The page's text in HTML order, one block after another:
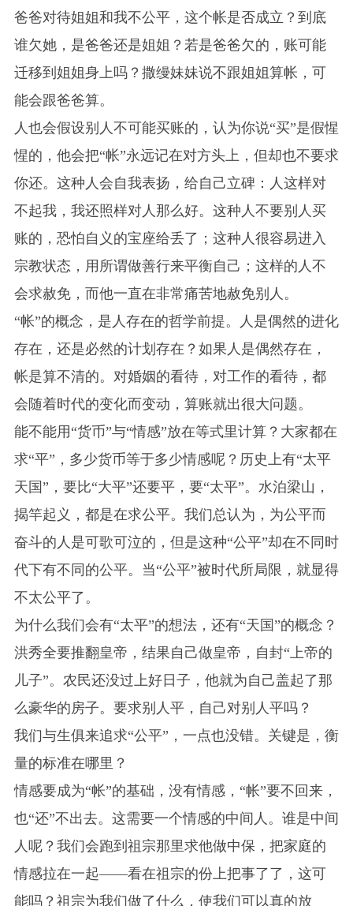
爸爸对待姐姐和我不公平，这个帐是否成立？到底
谁欠她，是爸爸还是姐姐？若是爸爸欠的，账可能
迁移到姐姐身上吗？撒缦妹妹说不跟姐姐算帐，可
能会跟爸爸算。
人也会假设别人不可能买账的，认为你说“买”是假惺
惺的，他会把“帐”永远记在对方头上，但却也不要求
你还。这种人会自我表扬，给自己立碑：人这样对
不起我，我还照样对人那么好。这种人不要别人买
账的，恐怕自义的宝座给丢了；这种人很容易进入
宗教状态，用所谓做善行来平衡自己；这样的人不
会求赦免，而他一直在非常痛苦地赦免别人。
“帐”的概念，是人存在的哲学前提。人是偶然的进化
存在，还是必然的计划存在？如果人是偶然存在，
帐是算不清的。对婚姻的看待，对工作的看待，都
会随着时代的变化而变动，算账就出很大问题。
能不能用“货币”与“情感”放在等式里计算？大家都在
求“平”，多少货币等于多少情感呢？历史上有“太平
天国”，要比“大平”还要平，要“太平”。水泊梁山，
揭竿起义，都是在求公平。我们总认为，为公平而
奋斗的人是可歌可泣的，但是这种“公平”却在不同时
代下有不同的公平。当“公平”被时代所局限，就显得
不太公平了。
为什么我们会有“太平”的想法，还有“天国”的概念？
洪秀全要推翻皇帝，结果自己做皇帝，自封“上帝的
儿子”。农民还没过上好日子，他就为自己盖起了那
么豪华的房子。要求别人平，自己对别人平吗？
我们与生俱来追求“公平”，一点也没错。关键是，衡
量的标准在哪里？
情感要成为“帐”的基础，没有情感，“帐”要不回来，
也“还”不出去。这需要一个情感的中间人。谁是中间
人呢？我们会跑到祖宗那里求他做中保，把家庭的
情感拉在一起——看在祖宗的份上把事了了，这可
能吗？祖宗为我们做了什么，使我们可以真的放